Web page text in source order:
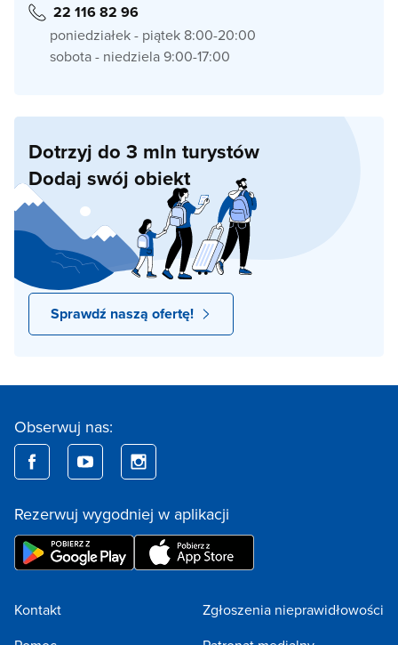
22 116 82 96
poniedziałek - piątek 8:00-20:00
sobota - niedziela 9:00-17:00
Dotrzyj do 3 mln turystów
Dodaj swój obiekt
Sprawdź naszą ofertę!
Obserwuj nas:
Rezerwuj wygodniej w aplikacji
Kontakt
Zgłoszenia nieprawidłowości